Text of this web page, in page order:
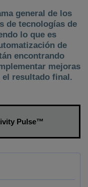
general de los
de tecnologías de
lo que es
de
encontrando
mejoras
el resultado final.
Pulse™